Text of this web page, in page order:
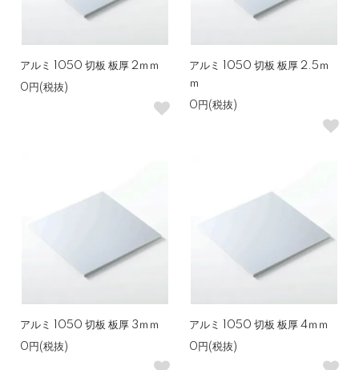
アルミ 1050 切板 板厚 2ｍｍ
0円(税抜)
アルミ 1050 切板 板厚 2.5ｍ
ｍ
0円(税抜)
アルミ 1050 切板 板厚 3ｍｍ
0円(税抜)
アルミ 1050 切板 板厚 4ｍｍ
0円(税抜)